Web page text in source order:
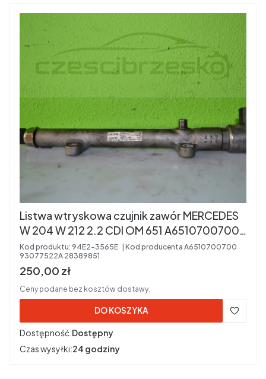
Listwa wtryskowa czujnik zawór MERCEDES
W 204 W 212 2.2 CDI OM 651 A6510700700
93077522A 28389851
Kod produktu: 94E2-3565E Kod producenta A6510700700
93077522A 28389851
Cena brutto
250,00 zł
Ceny podane bez kosztów dostawy.
DO KOSZYKA
Dostępność:Dostępny
Czas wysyłki:24 godziny